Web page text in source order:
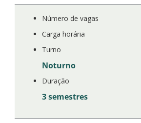
Número de vagas
Carga horária
Turno
Noturno
Duração
3 semestres